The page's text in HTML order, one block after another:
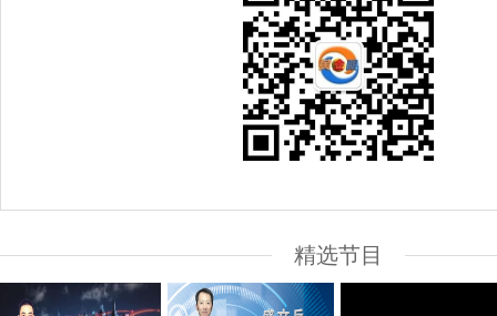
精选节目